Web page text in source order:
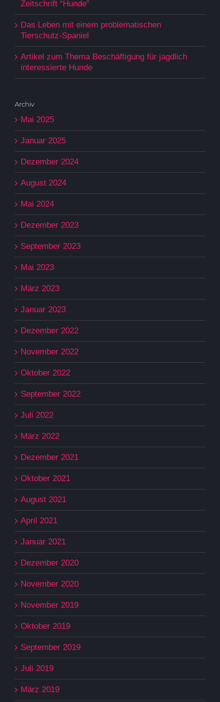
Zeitschrift “Hunde”
Das Leben mit einem problematischen
Tierschutz-Spaniel
Artikel zum Thema Beschäftigung für jagdlich
interessierte Hunde
Archiv
Mai 2025
Januar 2025
Dezember 2024
August 2024
Mai 2024
Dezember 2023
September 2023
Mai 2023
März 2023
Januar 2023
Dezember 2022
November 2022
Oktober 2022
September 2022
Juli 2022
März 2022
Dezember 2021
Oktober 2021
August 2021
April 2021
Januar 2021
Dezember 2020
November 2020
November 2019
Oktober 2019
September 2019
Juli 2019
März 2019